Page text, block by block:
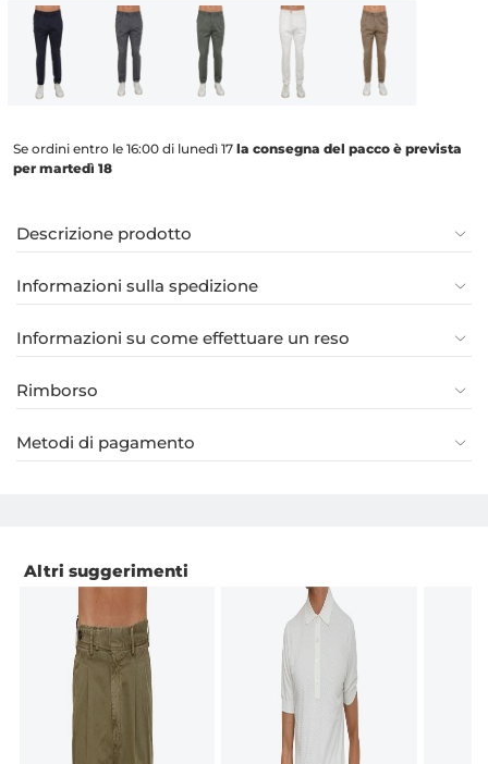
Se ordini entro le 16:00 di lunedì 17 la consegna del pacco è prevista
per martedì 18
Descrizione prodotto
Informazioni sulla spedizione
Informazioni su come effettuare un reso
Rimborso
Metodi di pagamento
Altri suggerimenti